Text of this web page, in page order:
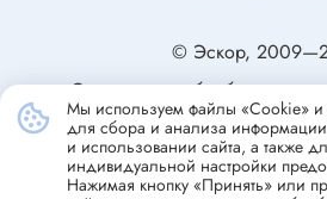
© Эскор,
Согласие на обработку
Политика
Мы используем файлы «Cookie» и
для сбора и анализа информации
и использовании сайта, а также
индивидуальной настройки
Нажимая кнопку «Принять» или